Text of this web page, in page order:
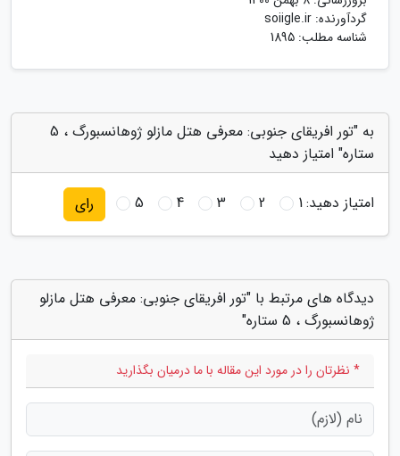
گردآورنده: soiigle.ir
شناسه مطلب: 1895
به "تور افریقای جنوبی: معرفی هتل مازلو ژوهانسبورگ ، 5
ستاره" امتیاز دهید
امتیاز دهید:1
2
3
4
5 رای
دیدگاه های مرتبط با "تور افریقای جنوبی: معرفی هتل مازلو
ژوهانسبورگ ، 5 ستاره"
* نظرتان را در مورد این مقاله با ما درمیان بگذارید